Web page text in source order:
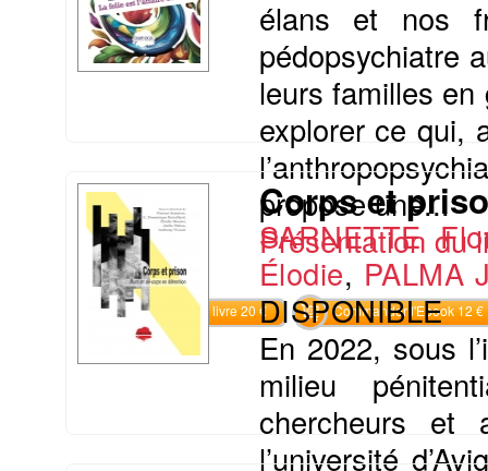
élans et nos
pédopsychiatre
leurs familles
explorer ce qui,
propose une...
Présentation du
Commander le livre 20 € Commander l'Ebook 12 €
Corps et
SARNETTE
Élodie, PALMA
DISPONIBLE
En 2022, sous
milieu
chercheurs et
l’université